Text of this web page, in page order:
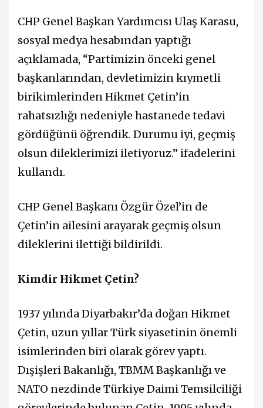
CHP Genel Başkan Yardımcısı Ulaş Karasu,
sosyal medya hesabından yaptığı
açıklamada, “Partimizin önceki genel
başkanlarından, devletimizin kıymetli
birikimlerinden Hikmet Çetin’in
rahatsızlığı nedeniyle hastanede tedavi
gördüğünü öğrendik. Durumu iyi, geçmiş
olsun dileklerimizi iletiyoruz.” ifadelerini
kullandı.
CHP Genel Başkanı Özgür Özel’in de
Çetin’in ailesini arayarak geçmiş olsun
dileklerini ilettiği bildirildi.
Kimdir Hikmet Çetin?
1937 yılında Diyarbakır’da doğan Hikmet
Çetin, uzun yıllar Türk siyasetinin önemli
isimlerinden biri olarak görev yaptı.
Dışişleri Bakanlığı, TBMM Başkanlığı ve
NATO nezdinde Türkiye Daimi Temsilciliği